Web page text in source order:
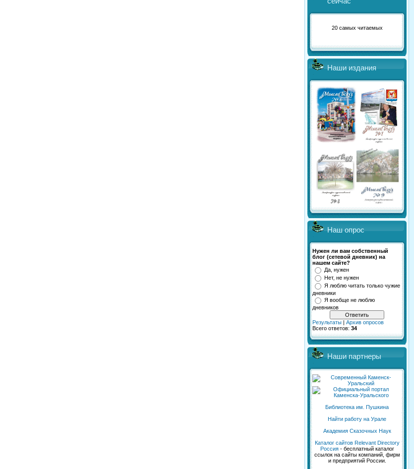
20 самых читаемых
Наши издания
Наш опрос
Нужен ли вам собственный
блог (сетевой дневник) на
нашем сайте?
Да, нужен
Нет, не нужен
Я люблю читать только чужие
дневники
Я вообще не люблю
дневников
Результаты
Архив опросов
Всего ответов: 34
Наши партнеры
Библиотека им. Пушкина
Найти работу на Урале
Академия Сказочных Наук
Каталог сайтов Relevant Directory
Россия- бесплатный каталог
ссылок на сайты компаний, фирм
и предприятий России.